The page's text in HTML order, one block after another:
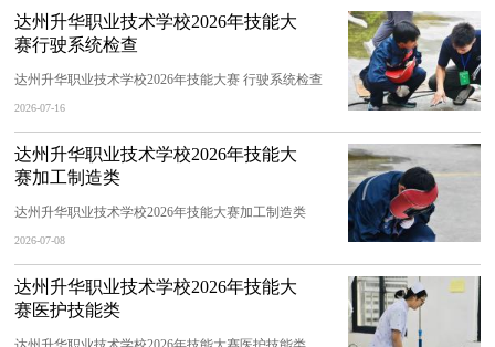
达州升华职业技术学校2026年技能大
赛行驶系统检查
达州升华职业技术学校2026年技能大赛 行驶系统检查
2026-07-16
达州升华职业技术学校2026年技能大
赛加工制造类
达州升华职业技术学校2026年技能大赛加工制造类
2026-07-08
达州升华职业技术学校2026年技能大
赛医护技能类